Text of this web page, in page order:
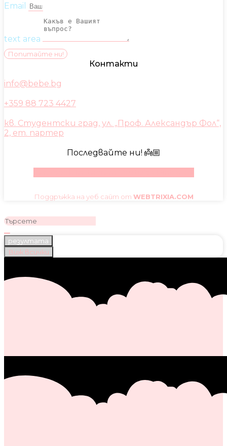
Email
text area
Попитайте ни!
Контакти
info@bebe.bg
+359 88 723 4427
кв. Студентски град, ул. „Проф. Александър Фол“,
2, ет. партер
Последвайте ни! 👼🏼
Поддръжка на уеб сайт от WEBTRIXIA.COM
резултата
Виж всички